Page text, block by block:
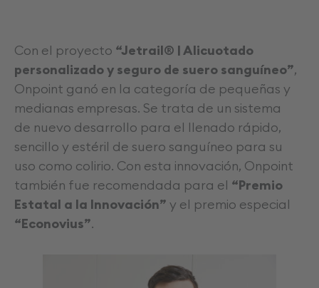
Con el proyecto “Jetrail® | Alicuotado
personalizado y seguro de suero sanguíneo”,
Onpoint ganó en la categoría de pequeñas y
medianas empresas. Se trata de un sistema
de nuevo desarrollo para el llenado rápido,
sencillo y estéril de suero sanguíneo para su
uso como colirio. Con esta innovación, Onpoint
también fue recomendada para el “Premio
Estatal a la Innovación” y el premio especial
“Econovius”.